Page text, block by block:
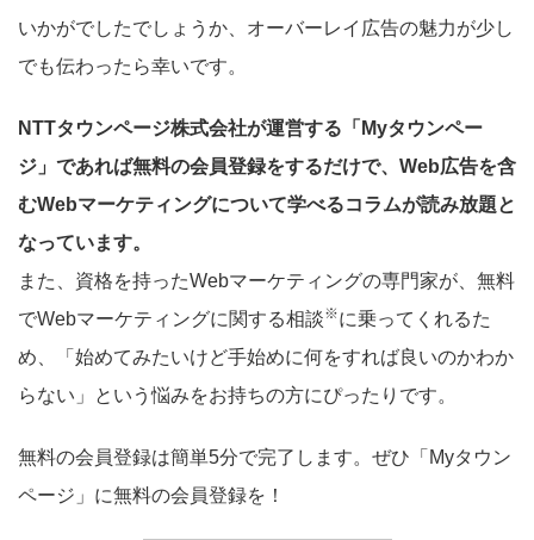
いかがでしたでしょうか、オーバーレイ広告の魅力が少し
でも伝わったら幸いです。
NTTタウンページ株式会社が運営する「Myタウンペー
ジ」であれば無料の会員登録をするだけで、Web広告を含
むWebマーケティングについて学べるコラムが読み放題と
なっています。
また、資格を持ったWebマーケティングの専門家が、無料
でWebマーケティングに関する相談※に乗ってくれるた
め、「始めてみたいけど手始めに何をすれば良いのかわか
らない」という悩みをお持ちの方にぴったりです。
無料の会員登録は簡単5分で完了します。ぜひ「Myタウン
ページ」に無料の会員登録を！